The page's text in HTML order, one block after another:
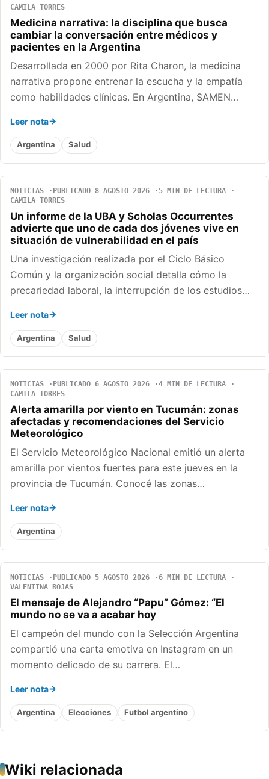
CAMILA TORRES
Medicina narrativa: la disciplina que busca
cambiar la conversación entre médicos y
pacientes en la Argentina
Desarrollada en 2000 por Rita Charon, la medicina
narrativa propone entrenar la escucha y la empatía
como habilidades clínicas. En Argentina, SAMEN…
Leer nota
Argentina Salud
NOTICIAS PUBLICADO 8 AGOSTO 2026
5 MIN DE LECTURA
CAMILA TORRES
Un informe de la UBA y Scholas Occurrentes
advierte que uno de cada dos jóvenes vive en
situación de vulnerabilidad en el país
Una investigación realizada por el Ciclo Básico
Común y la organización social detalla cómo la
precariedad laboral, la interrupción de los estudios…
Leer nota
Argentina Salud
NOTICIAS PUBLICADO 6 AGOSTO 2026
4 MIN DE LECTURA
CAMILA TORRES
Alerta amarilla por viento en Tucumán: zonas
afectadas y recomendaciones del Servicio
Meteorológico
El Servicio Meteorológico Nacional emitió un alerta
amarilla por vientos fuertes para este jueves en la
provincia de Tucumán. Conocé las zonas…
Leer nota
Argentina
NOTICIAS PUBLICADO 5 AGOSTO 2026
6 MIN DE LECTURA
VALENTINA ROJAS
El mensaje de Alejandro “Papu” Gómez: “El
mundo no se va a acabar hoy
El campeón del mundo con la Selección Argentina
compartió una carta emotiva en Instagram en un
momento delicado de su carrera. El…
Leer nota
Argentina Elecciones Futbol argentino
Wiki relacionada